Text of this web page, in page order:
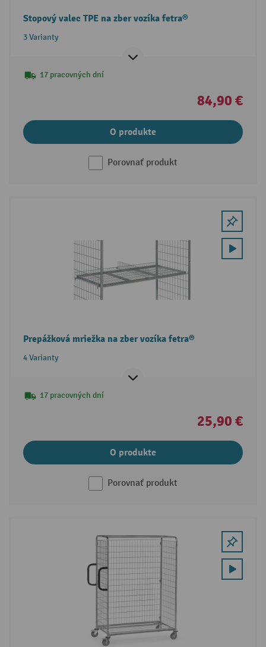
Stopový valec TPE na zber vozíka fetra®
3 Varianty
17 pracovných dní
84,90 €
O produkte
Porovnať produkt
Prepážková mriežka na zber vozíka fetra®
4 Varianty
17 pracovných dní
25,90 €
O produkte
Porovnať produkt